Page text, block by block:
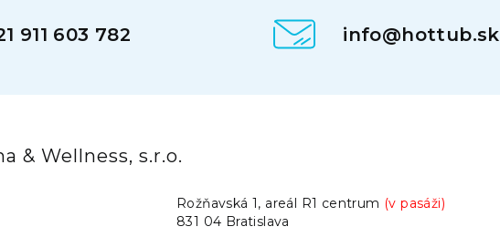
911 603 782 info@hottub.sk
& Wellness, s.r.o.
Rožňavská 1, areál R1 centrum (v pasáži)
831 04 Bratislava